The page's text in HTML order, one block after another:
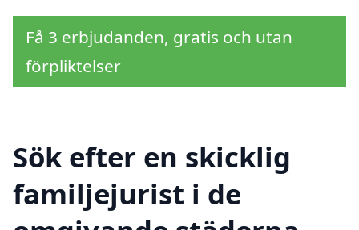
Få 3 erbjudanden, gratis och utan
förpliktelser
Sök efter en skicklig
familjejurist i de